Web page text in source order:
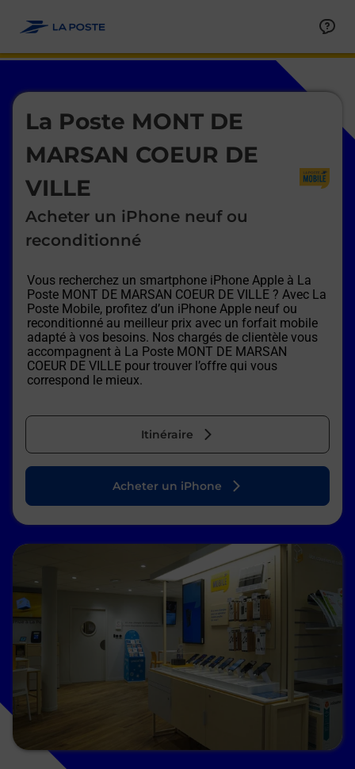
La Poste MONT DE
MARSAN COEUR DE
VILLE
Acheter un iPhone neuf ou
reconditionné
Vous recherchez un smartphone iPhone Apple à La
Poste MONT DE MARSAN COEUR DE VILLE ? Avec La
Poste Mobile, profitez d’un iPhone Apple neuf ou
reconditionné au meilleur prix avec un forfait mobile
adapté à vos besoins. Nos chargés de clientèle vous
accompagnent à La Poste MONT DE MARSAN
COEUR DE VILLE pour trouver l’offre qui vous
correspond le mieux.
Itinéraire
Le lien s'ouvre dans un nouvel onglet
Acheter un iPhone